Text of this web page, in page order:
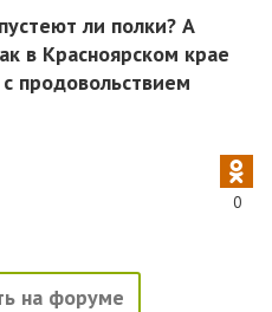
ли полки? А
в Красноярском крае
продовольствием
0
на форуме